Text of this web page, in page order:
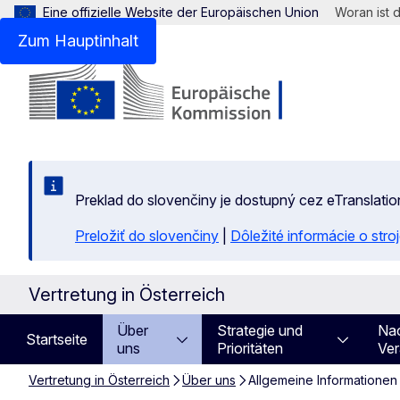
Zum Hauptinhalt
Eine offizielle Website der Europäischen Union Woran ist
Preklad do slovenčiny je dostupný cez
Preložiť do slovenčiny
Dôležité informácie o
Vertretung in Österreich
Startseite
Über
uns
Strategie und
Prioritäten
Vertretung in Österreich Über uns Allgemeine Informationen